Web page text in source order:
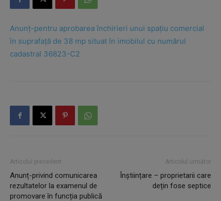
Anunț-pentru aprobarea închirieri unui spațiu comercial
în suprafață de 38 mp situat în imobilul cu numărul
cadastral 36823-C2
Articolul precedent
Anunț-privind comunicarea
rezultatelor la examenul de
promovare în funcția publică
Articolul următor
Înștiințare – proprietarii care
dețin fose septice